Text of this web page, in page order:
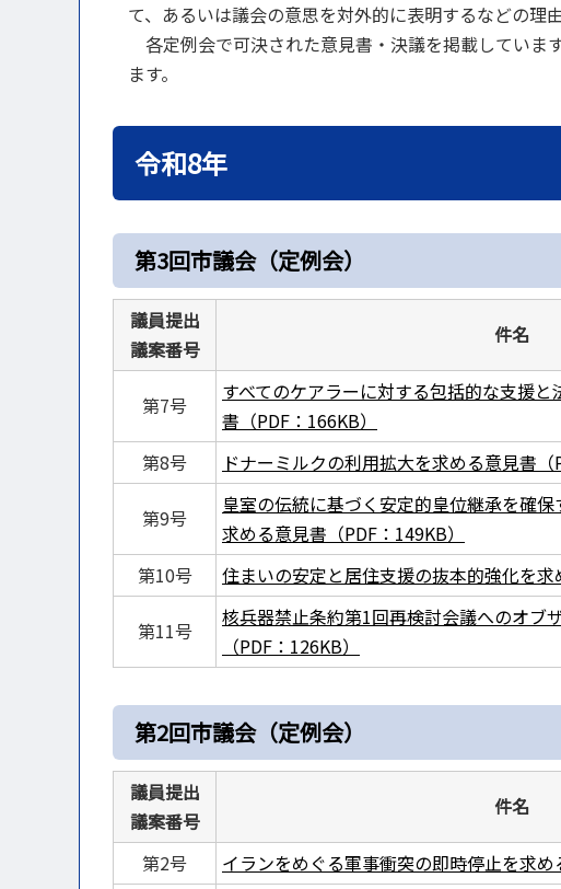
て、あるいは議会の意思を対外的に表明するなどの理
各定例会で可決された意見書・決議を掲載していま
ます。
令和8年
第3回市議会（定例会）
議員提出
議案番号
件名
第7号
すべてのケアラーに対する包括的な支援
書（PDF：166KB）
第8号 ドナーミルクの利用拡大を求める意見書（
第9号
皇室の伝統に基づく安定的皇位継承を確
求める意見書（PDF：149KB）
第10号 住まいの安定と居住支援の抜本的強化を求
第11号
核兵器禁止条約第1回再検討会議へのオブ
（PDF：126KB）
第2回市議会（定例会）
議員提出
議案番号
件名
第2号 イランをめぐる軍事衝突の即時停止を求め